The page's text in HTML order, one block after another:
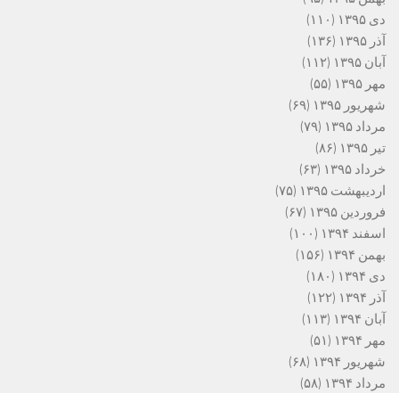
دی ۱۳۹۵
(۱۱۰)
آذر ۱۳۹۵
(۱۳۶)
آبان ۱۳۹۵
(۱۱۲)
مهر ۱۳۹۵
(۵۵)
شهریور ۱۳۹۵
(۶۹)
مرداد ۱۳۹۵
(۷۹)
تیر ۱۳۹۵
(۸۶)
خرداد ۱۳۹۵
(۶۳)
اردیبهشت ۱۳۹۵
(۷۵)
فروردین ۱۳۹۵
(۶۷)
اسفند ۱۳۹۴
(۱۰۰)
بهمن ۱۳۹۴
(۱۵۶)
دی ۱۳۹۴
(۱۸۰)
آذر ۱۳۹۴
(۱۲۲)
آبان ۱۳۹۴
(۱۱۳)
مهر ۱۳۹۴
(۵۱)
شهریور ۱۳۹۴
(۶۸)
مرداد ۱۳۹۴
(۵۸)